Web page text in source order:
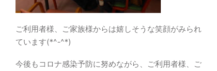
ご利用者様、ご家族様からは嬉しそうな笑顔がみられ
ています(*^-^*)
今後もコロナ感染予防に努めながら、ご利用者様、ご